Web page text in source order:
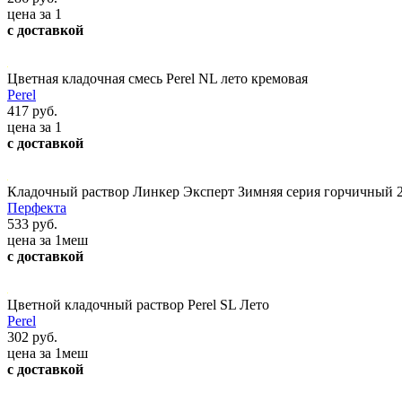
цена за 1
с доставкой
Цветная кладочная смесь Perel NL лето кремовая
Perel
417 руб.
цена за 1
с доставкой
Кладочный раствор Линкер Эксперт Зимняя серия горчичный
Перфекта
533 руб.
цена за 1меш
с доставкой
Цветной кладочный раствор Perel SL Лето
Perel
302 руб.
цена за 1меш
с доставкой